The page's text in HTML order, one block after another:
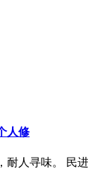
人修
人寻味。 民进